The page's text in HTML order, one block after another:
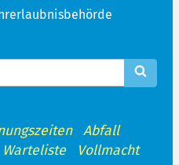
Abfall
Warteliste Vollmacht